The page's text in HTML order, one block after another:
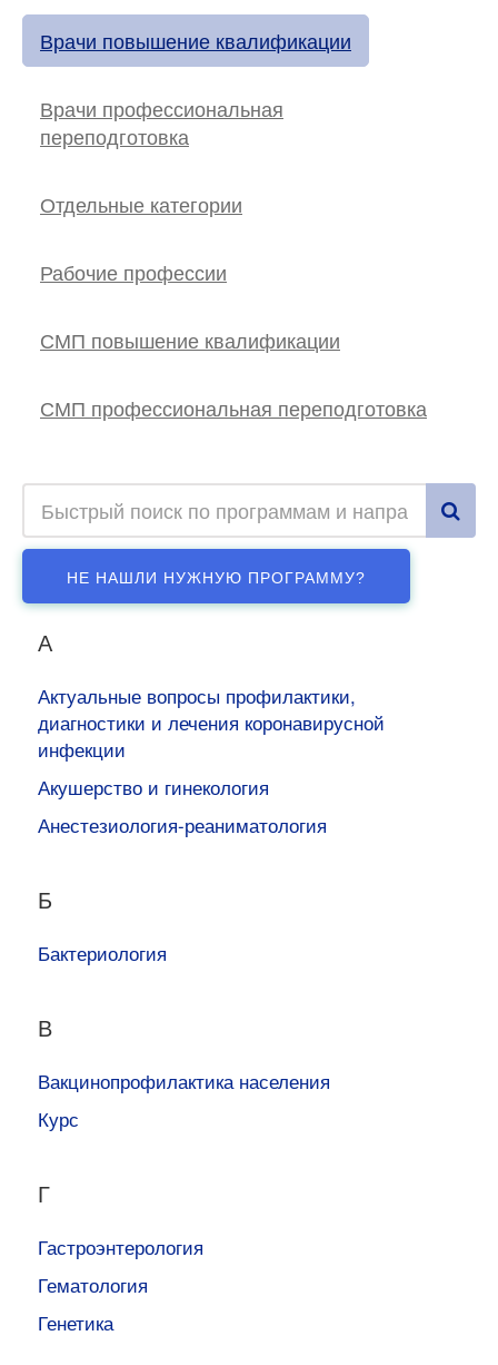
Врачи повышение квалификации
Врачи профессиональная
переподготовка
Отдельные категории
Рабочие профессии
СМП повышение квалификации
СМП профессиональная переподготовка
НЕ НАШЛИ НУЖНУЮ ПРОГРАММУ?
А
Актуальные вопросы профилактики,
диагностики и лечения коронавирусной
инфекции
Акушерство и гинекология
Анестезиология-реаниматология
Б
Бактериология
В
Вакцинопрофилактика населения
Курс
Г
Гастроэнтерология
Гематология
Генетика